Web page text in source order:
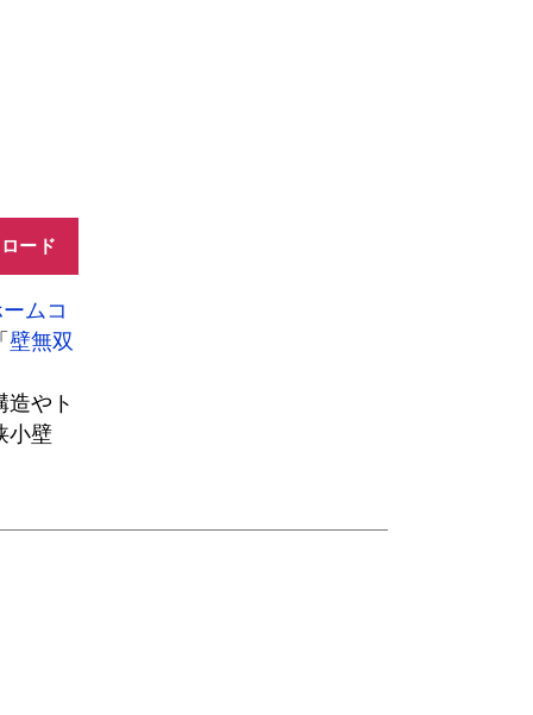
ード
ムコ
壁無双
やト
小壁